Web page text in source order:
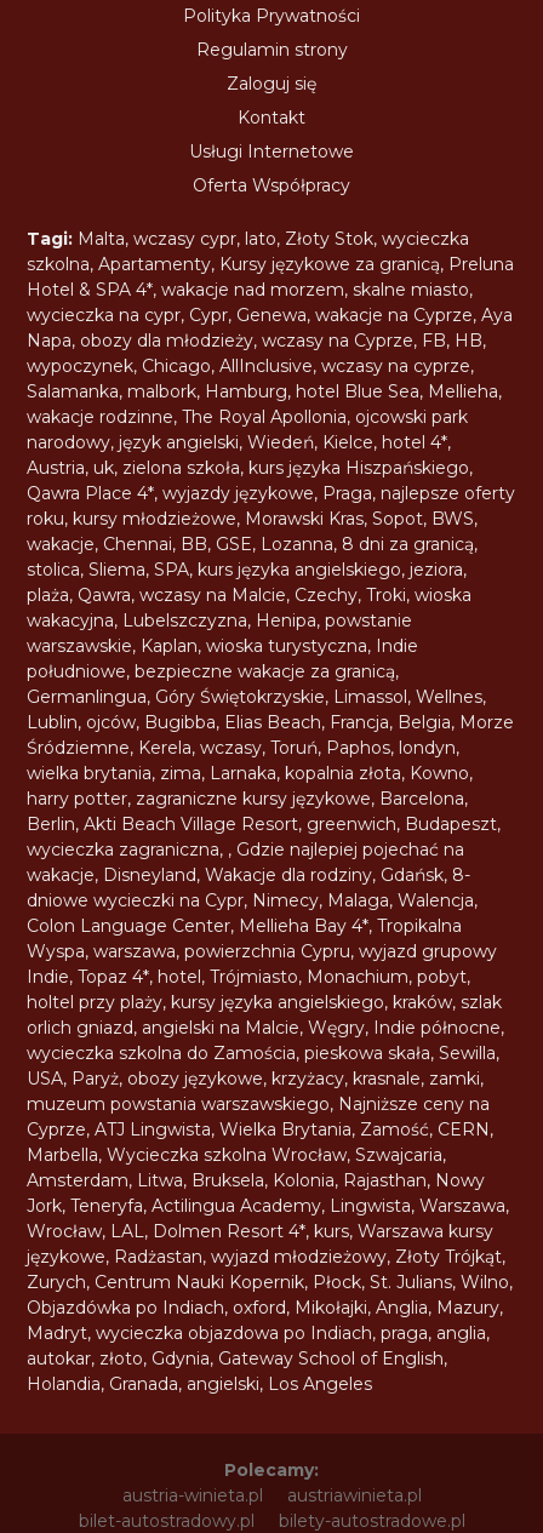
Polityka Prywatności
Regulamin strony
Zaloguj się
Kontakt
Usługi Internetowe
Oferta Współpracy
Tagi: Malta,wczasy cypr, lato, Złoty Stok,wycieczka
szkolna,Apartamenty, Kursy językowe za granicą, Preluna
Hotel & SPA 4*,wakacje nad morzem,skalne miasto,
wycieczka na cypr, Cypr, Genewa,wakacje na Cyprze,Aya
Napa, obozy dla młodzieży,wczasy na Cyprze, FB, HB,
wypoczynek, Chicago,AllInclusive,wczasy na cyprze,
Salamanka, malbork, Hamburg, hotel Blue Sea, Mellieha,
wakacje rodzinne,The Royal Apollonia, ojcowski park
narodowy, język angielski,Wiedeń, Kielce, hotel 4*,
Austria, uk, zielona szkoła, kurs języka Hiszpańskiego,
Qawra Place 4*,wyjazdy językowe, Praga, najlepsze oferty
roku, kursy młodzieżowe, Morawski Kras,Sopot, BWS,
wakacje, Chennai, BB, GSE, Lozanna, 8 dni za granicą,
stolica,Sliema,SPA, kurs języka angielskiego, jeziora,
plaża, Qawra,wczasy na Malcie, Czechy,Troki,wioska
wakacyjna, Lubelszczyzna, Henipa,powstanie
warszawskie, Kaplan,wioska turystyczna, Indie
południowe,bezpieczne wakacje za granicą,
Germanlingua, Góry Świętokrzyskie, Limassol,Wellnes,
Lublin, ojców, Bugibba, Elias Beach, Francja, Belgia, Morze
Śródziemne, Kerela,wczasy,Toruń, Paphos, londyn,
wielka brytania, zima, Larnaka, kopalnia złota, Kowno,
harry potter, zagraniczne kursy językowe, Barcelona,
Berlin,Akti Beach Village Resort, greenwich, Budapeszt,
wycieczka zagraniczna, , Gdzie najlepiej pojechać na
wakacje, Disneyland,Wakacje dla rodziny, Gdańsk, 8-
dniowe wycieczki na Cypr, Nimecy, Malaga,Walencja,
Colon Language Center, Mellieha Bay 4*,Tropikalna
Wyspa,warszawa,powierzchnia Cypru,wyjazd grupowy
Indie,Topaz 4*, hotel,Trójmiasto, Monachium,pobyt,
holtel przy plaży, kursy języka angielskiego, kraków,szlak
orlich gniazd, angielski na Malcie,Węgry, Indie północne,
wycieczka szkolna do Zamościa,pieskowa skała,Sewilla,
USA, Paryż, obozy językowe, krzyżacy, krasnale, zamki,
muzeum powstania warszawskiego, Najniższe ceny na
Cyprze,ATJ Lingwista,Wielka Brytania, Zamość, CERN,
Marbella,Wycieczka szkolna Wrocław,Szwajcaria,
Amsterdam, Litwa, Bruksela, Kolonia, Rajasthan, Nowy
Jork,Teneryfa,Actilingua Academy, Lingwista,Warszawa,
Wrocław, LAL, Dolmen Resort 4*, kurs,Warszawa kursy
językowe, Radżastan,wyjazd młodzieżowy, Złoty Trójkąt,
Zurych, Centrum Nauki Kopernik, Płock,St. Julians,Wilno,
Objazdówka po Indiach, oxford, Mikołajki,Anglia, Mazury,
Madryt,wycieczka objazdowa po Indiach,praga, anglia,
autokar, złoto, Gdynia, Gateway School of English,
Holandia, Granada, angielski, Los Angeles
Polecamy:
austria-winieta.pl
austriawinieta.pl
bilet-autostradowy.pl
bilety-autostradowe.pl